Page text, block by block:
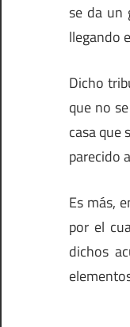
se da un
llegando
Dicho
que no
casa que
parecido
Es más,
por el
dichos